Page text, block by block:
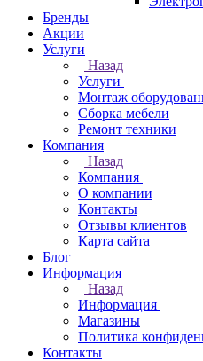
Бренды
Акции
Услуги
Назад
Услуги
Монтаж
Сборка мебели
Ремонт техники
Компания
Назад
Компания
О компании
Контакты
Отзывы клиентов
Карта сайта
Блог
Информация
Назад
Информация
Магазины
Политика
Контакты